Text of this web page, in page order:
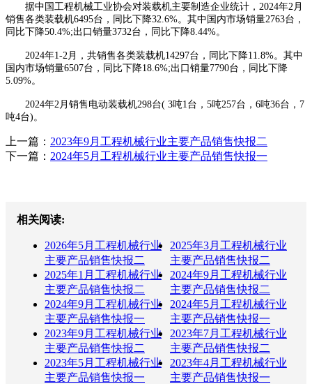
据中国工程机械工业协会对装载机主要制造企业统计，2024年2月
销售各类装载机6495台，同比下降32.6%。其中国内市场销量2763台，
同比下降50.4%;出口销量3732台，同比下降8.44%。
2024年1-2月，共销售各类装载机14297台，同比下降11.8%。其中
国内市场销量6507台，同比下降18.6%;出口销量7790台，同比下降
5.09%。
2024年2月销售电动装载机298台( 3吨1台，5吨257台，6吨36台，7
吨4台)。
上一篇： 2023年9月工程机械行业主要产品销售快报二
下一篇： 2024年5月工程机械行业主要产品销售快报一
相关阅读:
2026年5月工程机械行业
主要产品销售快报二
2025年3月工程机械行业
主要产品销售快报二
2025年1月工程机械行业
主要产品销售快报二
2024年9月工程机械行业
主要产品销售快报二
2024年9月工程机械行业
主要产品销售快报一
2024年5月工程机械行业
主要产品销售快报一
2023年9月工程机械行业
主要产品销售快报二
2023年7月工程机械行业
主要产品销售快报二
2023年5月工程机械行业
主要产品销售快报一
2023年4月工程机械行业
主要产品销售快报一